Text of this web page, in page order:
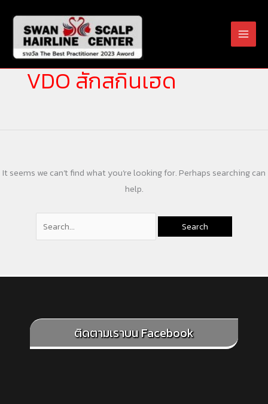
content
VDO สักสกินเฮด
It seems we can’t find what you’re looking for. Perhaps searching can
help.
for:
ติดตามเราบน Facebook